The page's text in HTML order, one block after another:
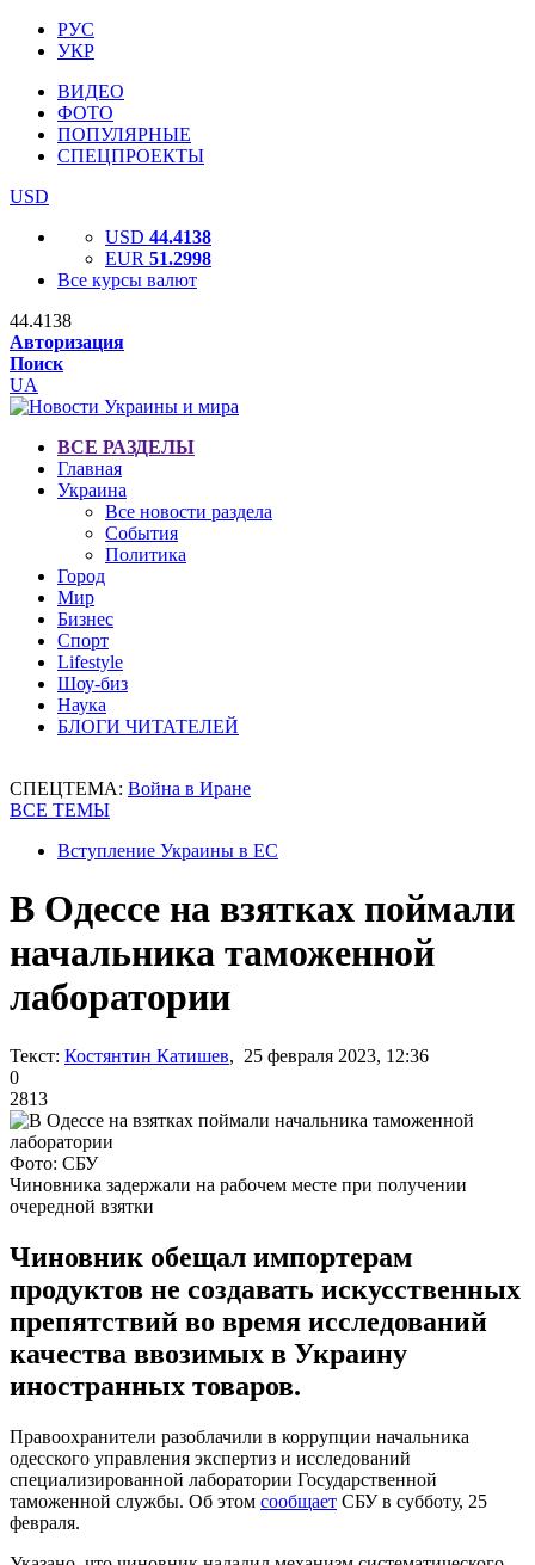
РУС
УКР
ВИДЕО
ФОТО
ПОПУЛЯРНЫЕ
СПЕЦПРОЕКТЫ
USD
USD 44.4138
EUR 51.2998
Все курсы валют
44.4138
Авторизация
Поиск
UA
ВСЕ РАЗДЕЛЫ
Главная
Украина
Все новости раздела
События
Политика
Город
Мир
Бизнес
Спорт
Lifestyle
Шоу-биз
Наука
БЛОГИ ЧИТАТЕЛЕЙ
СПЕЦТЕМА: Война в Иране
ВСЕ ТЕМЫ
Вступление Украины в ЕС
В Одессе на взятках поймали
начальника таможенной
лаборатории
Текст: Костянтин Катишев, 25 февраля 2023, 12:36
0
2813
Фото: СБУ
Чиновника задержали на рабочем месте при получении
очередной взятки
Чиновник обещал импортерам
продуктов не создавать искусственных
препятствий во время исследований
качества ввозимых в Украину
иностранных товаров.
Правоохранители разоблачили в коррупции начальника
одесского управления экспертиз и исследований
специализированной лаборатории Государственной
таможенной службы. Об этом сообщает СБУ в субботу, 25
февраля.